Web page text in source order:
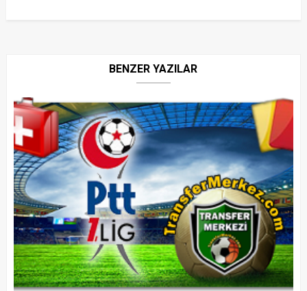
BENZER YAZILAR